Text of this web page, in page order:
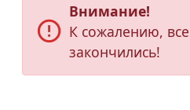
error_outline
Внимание!
К сожалению,
закончились!